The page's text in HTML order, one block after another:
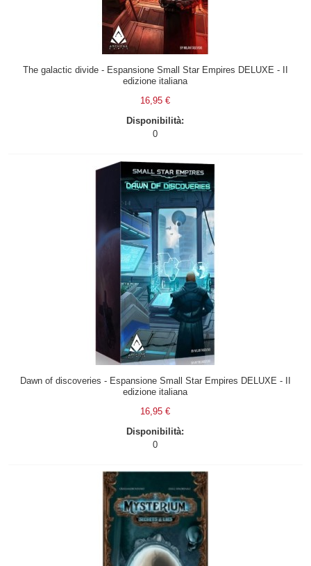
The galactic divide - Espansione Small Star Empires DELUXE - II
edizione italiana
16,95 €
Disponibilità:
0
Dawn of discoveries - Espansione Small Star Empires DELUXE - II
edizione italiana
16,95 €
Disponibilità:
0